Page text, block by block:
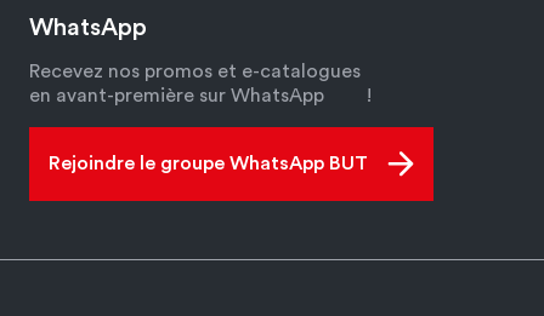
WhatsApp
Recevez nos promos et e-catalogues
en avant-première sur WhatsApp
!
Rejoindre le groupe WhatsApp BUT